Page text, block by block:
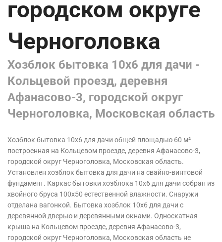
городском округе
Черноголовка
Хозблок бытовка 10х6 для дачи -
Кольцевой проезд, деревня
Афанасово-3, городской округ
Черноголовка, Московская область
Хозблок бытовка 10х6 для дачи общей площадью 60 м²
построенная на Кольцевом проезде, деревня Афанасово-3,
городской округ Черноголовка, Московская область.
Установлен хозблок бытовка для дачи на свайно-винтовой
фундамент. Каркас бытовки хозблока 10х6 для дачи собран из
хвойного бруса 100х50 естественной влажности. Снаружи
отделана вагонкой. Бытовка хозблок 10х6 для дачи с
деревянной дверью и деревянными окнами. Односкатная
крыша на Кольцевом проезде, деревня Афанасово-3,
городской округ Черноголовка, Московская область не